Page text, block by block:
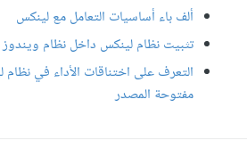
ألف باء أساسيات التعامل مع لينكس
تثبيت نظام لينكس داخل نظام
التعرف على اختناقات الأداء في
مفتوحة المصدر